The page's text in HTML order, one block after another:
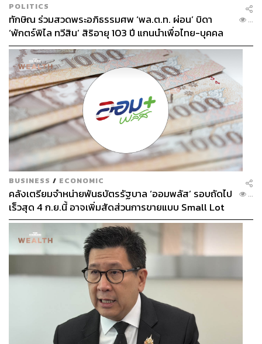
POLITICS
ทักษิณ ร่วมสวดพระอภิธรรมศพ ‘พล.ต.ท. ผ่อน’ บิดา
‘พักตร์พิไล ทวีสิน’ สิริอายุ 103 ปี แกนนำเพื่อไทย-บุคคล
หลากวงการร่วมอาลัย
...
BUSINESS / ECONOMIC
คลังเตรียมจำหน่ายพันธบัตรรัฐบาล ‘ออมพลัส’ รอบถัดไป
เร็วสุด 4 ก.ย.นี้ อาจเพิ่มสัดส่วนการขายแบบ Small Lot
First มากขึ้น
...